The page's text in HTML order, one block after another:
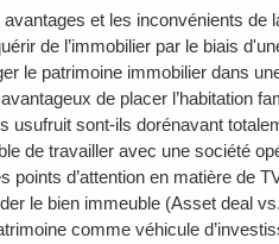
et les inconvénients de
de l’immobilier par le biais
le patrimoine immobilier dans
de placer l’habitation
usufruit sont-ils dorénavant
de travailler avec une société
points d’attention en matière de
le bien immeuble (Asset deal
comme véhicule